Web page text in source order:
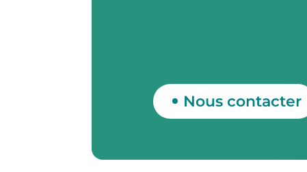
Nous contacter